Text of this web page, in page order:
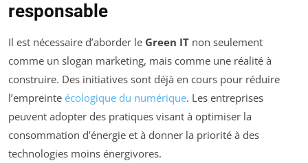
responsable
Il est nécessaire d’aborder le Green IT non seulement
comme un slogan marketing, mais comme une réalité à
construire. Des initiatives sont déjà en cours pour réduire
l’empreinte écologique du numérique. Les entreprises
peuvent adopter des pratiques visant à optimiser la
consommation d’énergie et à donner la priorité à des
technologies moins énergivores.